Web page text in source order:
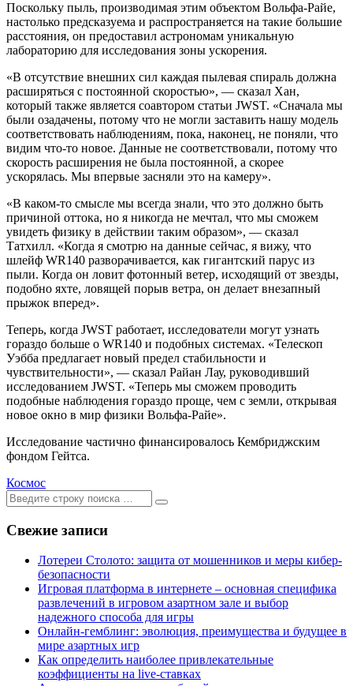
Поскольку пыль, производимая этим объектом Вольфа-Райе,
настолько предсказуема и распространяется на такие большие
расстояния, он предоставил астрономам уникальную
лабораторию для исследования зоны ускорения.
«В отсутствие внешних сил каждая пылевая спираль должна
расширяться с постоянной скоростью», — сказал Хан,
который также является соавтором статьи JWST. «Сначала мы
были озадачены, потому что не могли заставить нашу модель
соответствовать наблюдениям, пока, наконец, не поняли, что
видим что-то новое. Данные не соответствовали, потому что
скорость расширения не была постоянной, а скорее
ускорялась. Мы впервые засняли это на камеру».
«В каком-то смысле мы всегда знали, что это должно быть
причиной оттока, но я никогда не мечтал, что мы сможем
увидеть физику в действии таким образом», — сказал
Татхилл. «Когда я смотрю на данные сейчас, я вижу, что
шлейф WR140 разворачивается, как гигантский парус из
пыли. Когда он ловит фотонный ветер, исходящий от звезды,
подобно яхте, ловящей порыв ветра, он делает внезапный
прыжок вперед».
Теперь, когда JWST работает, исследователи могут узнать
гораздо больше о WR140 и подобных системах. «Телескоп
Уэбба предлагает новый предел стабильности и
чувствительности», — сказал Райан Лау, руководивший
исследованием JWST. «Теперь мы сможем проводить
подобные наблюдения гораздо проще, чем с земли, открывая
новое окно в мир физики Вольфа-Райе».
Исследование частично финансировалось Кембриджским
фондом Гейтса.
Космос
Ищем:
[текст]
Свежие записи
Лотереи Столото: защита от мошенников и меры кибер-
безопасности
Игровая платформа в интернете – основная специфика
развлечений в игровом азартном зале и выбор
надежного способа для игры
Онлайн-гемблинг: эволюция, преимущества и будущее в
мире азартных игр
Как определить наиболее привлекательные
коэффициенты на live-ставках